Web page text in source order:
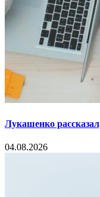
Лукашенко
04.08.2026